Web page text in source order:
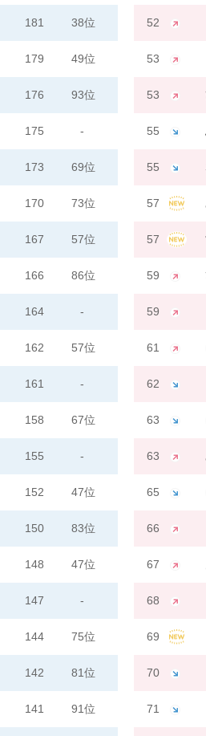
181 38位
179 49位
176 93位
175 -
173 69位
170 73位
167 57位
166 86位
164 -
162 57位
161 -
158 67位
155 -
152 47位
150 83位
148 47位
147 -
144 75位
142 81位
141 91位
52
53
53
55
55
57
57
59
59
61
62
63
63
65
66
67
68
69
70
71